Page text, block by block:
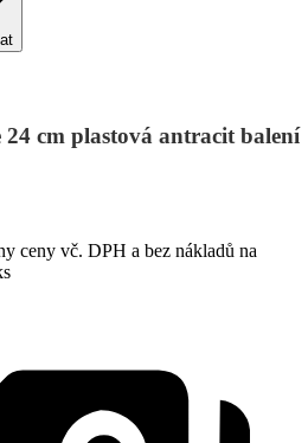
cm plastová antracit balení
ceny vč. DPH a bez nákladů na